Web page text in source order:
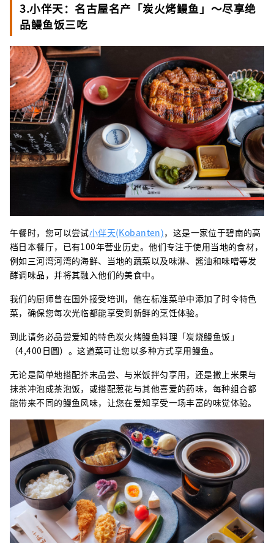
3.小伴天：名古屋名产「炭火烤鳗鱼」～尽享绝
品鳗鱼饭三吃
午餐时，您可以尝试小伴天(Kobanten)，这是一家位于碧南的高
档日本餐厅，已有100年营业历史。他们专注于使用当地的食材，
例如三河湾河湾的海鲜、当地的蔬菜以及味淋、酱油和味噌等发
酵调味品，并将其融入他们的美食中。
我们的厨师曾在国外接受培训，他在标准菜单中添加了时令特色
菜，确保您每次光临都能享受到新鲜的烹饪体验。
到此请务必品尝爱知的特色炭火烤鳗鱼料理「炭烧鳗鱼饭」
（4,400日圆）。这道菜可让您以多种方式享用鳗鱼。
无论是简单地搭配芥末品尝、与米饭拌匀享用，还是撒上米果与
抹茶冲泡成茶泡饭，或搭配葱花与其他喜爱的药味，每种组合都
能带来不同的鳗鱼风味，让您在爱知享受一场丰富的味觉体验。